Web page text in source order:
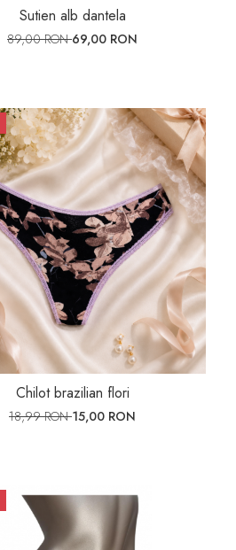
Sutien alb dantela
89,00 RON69,00 RON
Chilot brazilian flori
18,99 RON15,00 RON